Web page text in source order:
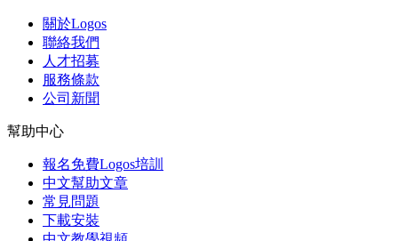
關於Logos
聯絡我們
人才招募
服務條款
公司新聞
幫助中心
報名免費Logos培訓
中文幫助文章
常見問題
下載安裝